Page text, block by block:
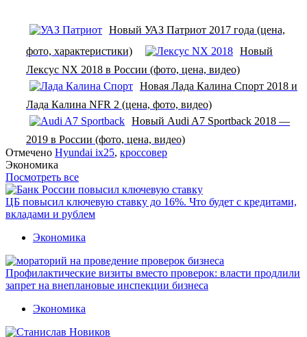
Новый УАЗ Патриот 2017 года (цена,
фото, характеристики)
Новый
Лексус NX 2018 в России (фото, цена, видео)
Новая Лада Калина Спорт 2018 и
Лада Калина NFR 2 (цена, фото, видео)
Новый Audi A7 Sportback 2018 —
2019 в России (фото, цена, видео)
Отмечено Hyundai ix25, кроссовер
Экономика
Посмотреть все
ЦБ повысил ключевую ставку до 16%. Что будет с кредитами,
вкладами и рублем
Экономика
Профилактические визиты вместо проверок: власти продлили
запрет на внеплановые инспекции бизнеса
Экономика